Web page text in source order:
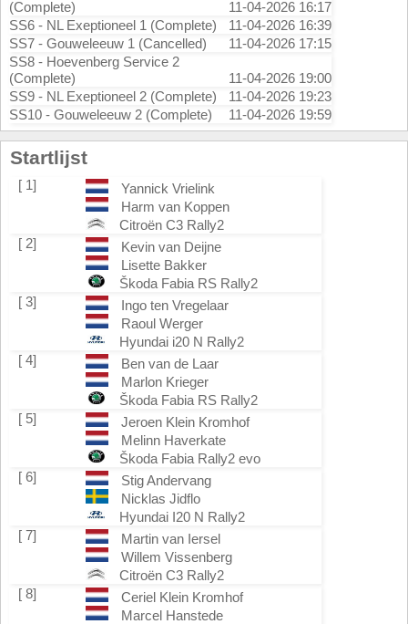
(Complete)
11-04-2026 16:17
SS6 - NL Exeptioneel 1 (Complete)
11-04-2026 16:39
SS7 - Gouweleeuw 1 (Cancelled)
11-04-2026 17:15
SS8 - Hoevenberg Service 2
(Complete)
11-04-2026 19:00
SS9 - NL Exeptioneel 2 (Complete)
11-04-2026 19:23
SS10 - Gouweleeuw 2 (Complete)
11-04-2026 19:59
Startlijst
[ 1]
Yannick Vrielink
Harm van Koppen
Citroën C3 Rally2
[ 2]
Kevin van Deijne
Lisette Bakker
Škoda Fabia RS Rally2
[ 3]
Ingo ten Vregelaar
Raoul Werger
Hyundai i20 N Rally2
[ 4]
Ben van de Laar
Marlon Krieger
Škoda Fabia RS Rally2
[ 5]
Jeroen Klein Kromhof
Melinn Haverkate
Škoda Fabia Rally2 evo
[ 6]
Stig Andervang
Nicklas Jidflo
Hyundai I20 N Rally2
[ 7]
Martin van Iersel
Willem Vissenberg
Citroën C3 Rally2
[ 8]
Ceriel Klein Kromhof
Marcel Hanstede